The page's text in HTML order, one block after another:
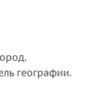
географии.